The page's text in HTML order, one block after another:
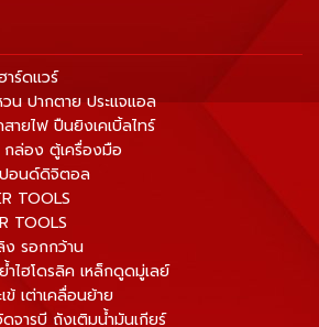
ร์ดแวร์
วน ปากตาย ประแจแอล
ายไฟ ปืนยิงเคเบิ้ลไทร์
กล่อง ตู้เครื่องมือ
ปอนด์ดิจิตอล
TOOLS
TOOLS
ง รอกกว้าน
ำไฮโดรลิค เหล็กดูดมู่เลย์
ข้ เต่าเคลื่อนย้าย
จารบี ถังเติมน้ำมันเกียร์